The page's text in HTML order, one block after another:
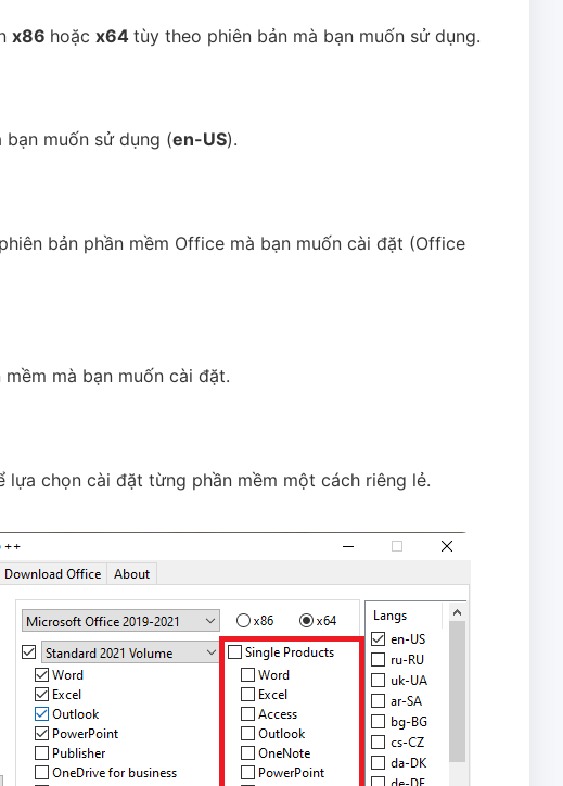
x86 hoặc x64 tùy theo phiên bản mà bạn muốn sử dụng.
bạn muốn sử dụng (en-US).
bản phần mềm Office mà bạn muốn cài đặt (Office
mà bạn muốn cài đặt.
lựa chọn cài đặt từng phần mềm một cách riêng lẻ.